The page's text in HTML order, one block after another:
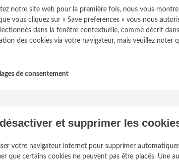
notre site web pour la première fois, nous vous
vous cliquez sur « Save preferences » vous nous
dans la fenêtre contextuelle, comme décrit
des cookies via votre navigateur, mais veuillez
de consentement
et supprimer les
votre navigateur internet pour supprimer
que certains cookies ne peuvent pas être placés. Une